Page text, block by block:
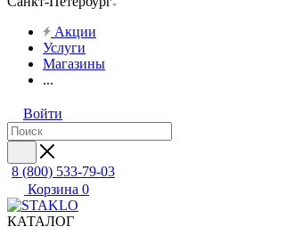
Акции
Услуги
Магазины
...
Войти
8 (800) 533-79-03
Корзина 0
КАТАЛОГ